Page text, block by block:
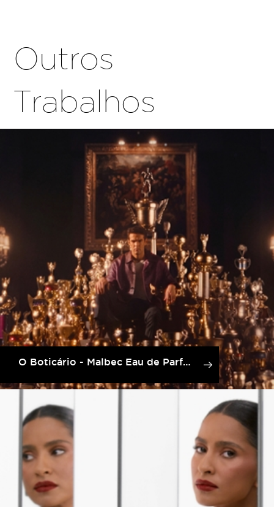
Outros
Trabalhos
O Boticário - Malbec Eau de Parfum